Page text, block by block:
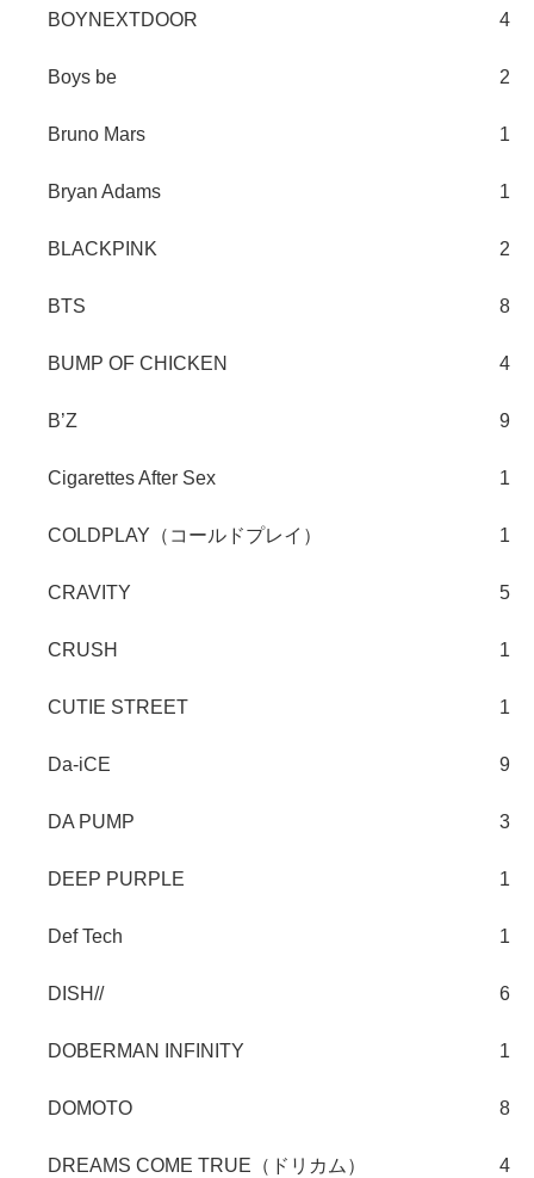
BOYNEXTDOOR 4
Boys be 2
Bruno Mars 1
Bryan Adams 1
BLACKPINK 2
BTS 8
BUMP OF CHICKEN 4
B’Z 9
Cigarettes After Sex 1
COLDPLAY（コールドプレイ） 1
CRAVITY 5
CRUSH 1
CUTIE STREET 1
Da-iCE 9
DA PUMP 3
DEEP PURPLE 1
Def Tech 1
DISH// 6
DOBERMAN INFINITY 1
DOMOTO 8
DREAMS COME TRUE（ドリカム） 4